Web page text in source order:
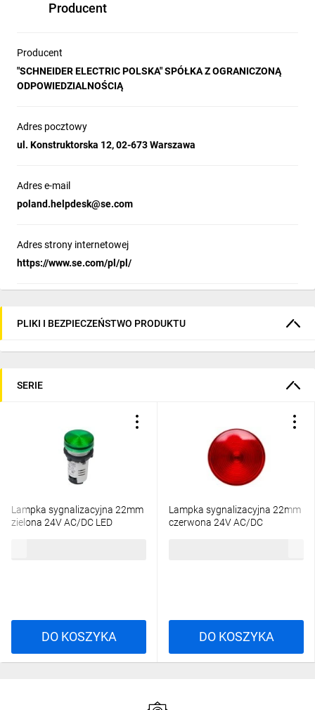
Producent
Producent
"SCHNEIDER ELECTRIC POLSKA" SPÓŁKA Z OGRANICZONĄ
ODPOWIEDZIALNOŚCIĄ
Adres pocztowy
ul. Konstruktorska 12, 02-673 Warszawa
Adres e-mail
poland.helpdesk@se.com
Adres strony internetowej
https://www.se.com/pl/pl/
PLIKI I BEZPIECZEŃSTWO PRODUKTU
SERIE
Lampka sygnalizacyjna 22mm
zielona 24V AC/DC LED
DO KOSZYKA
Lampka sygnalizacyjna 22mm
czerwona 24V AC/DC
DO KOSZYKA